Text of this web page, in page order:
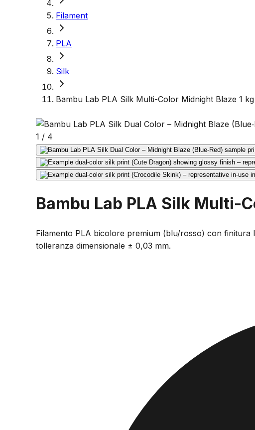
Filament
PLA
Silk
Bambu Lab PLA Silk Multi-Color Midnight Blaze 1 kg
1 / 4
Bambu Lab PLA Silk Multi-
Filamento PLA bicolore premium (blu/rosso) con finitura
tolleranza dimensionale ± 0,03 mm.